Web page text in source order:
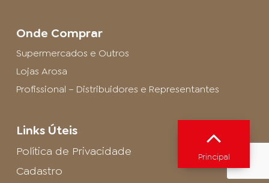
Onde Comprar
Supermercados e Outros
Lojas Arosa
Profissional – Distribuidores e Representantes
Links Úteis
Política de Privacidade
Cadastro
Principal